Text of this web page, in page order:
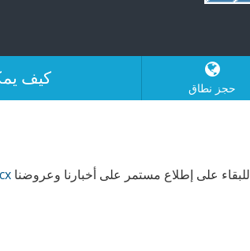
كيف حجز نطاق
للبقاء على إطلاع مستمر على أخبارنا وعروضنا